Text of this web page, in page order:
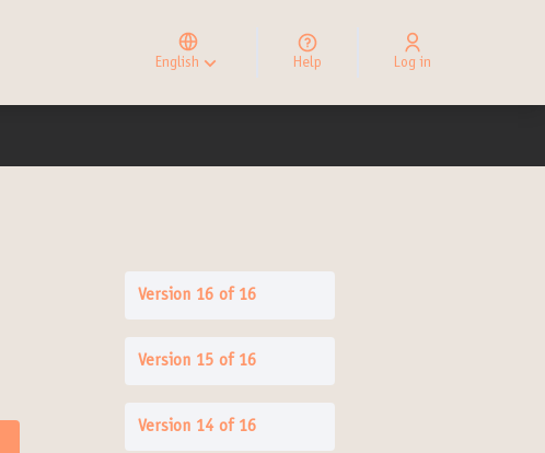
English
Elegir el idioma
Choose language
Help Log in
Version 16 of 16
Version 15 of 16
Version 14 of 16